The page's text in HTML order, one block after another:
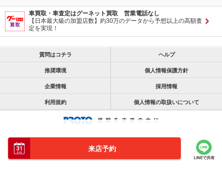
来店予約
LINEで共有
車買取・車査定はグーネット買取 営業電話なし
【日本最大級の加盟店数】約30万のデータから予想以上の高額査
定を実現！
質問はコチラ ヘルプ
推奨環境 個人情報保護方針
企業情報 採用情報
利用規約 個人情報の取扱いについて